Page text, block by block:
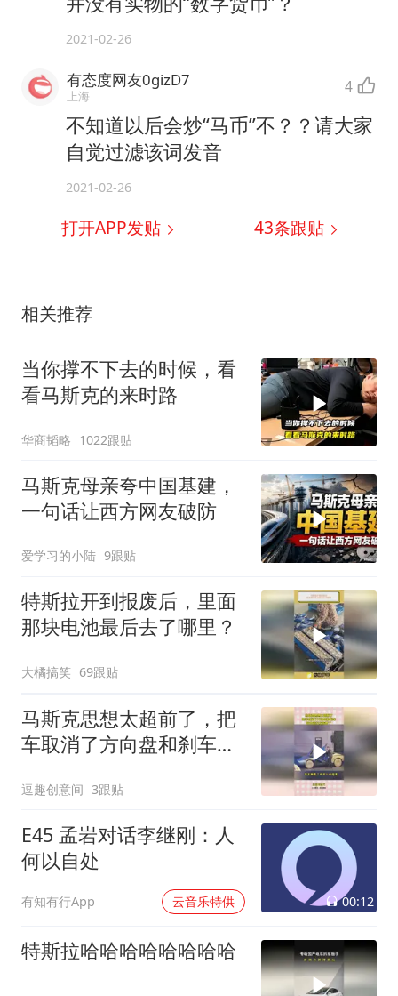
2021-02-26
有态度网友0gizD7
上海 4
不知道以后会炒“马币”不？？请大家
自觉过滤该词发音
2021-02-26
打开APP发贴 43条跟贴
相关推荐
当你撑不下去的时候，看
看马斯克的来时路
华商韬略 1022跟贴
马斯克母亲夸中国基建，
一句话让西方网友破防
爱学习的小陆 9跟贴
特斯拉开到报废后，里面
那块电池最后去了哪里？
大橘搞笑 69跟贴
马斯克思想太超前了，把
车取消了方向盘和刹车，
逗趣创意间 3跟贴
E45 孟岩对话李继刚：人
何以自处
有知有行App 云音乐特供 00:12
特斯拉哈哈哈哈哈哈哈哈